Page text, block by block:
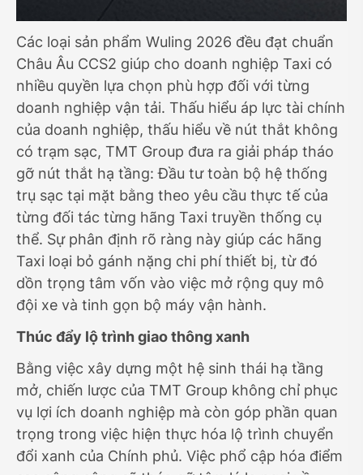
Các loại sản phẩm Wuling 2026 đều đạt chuẩn
Châu Âu CCS2 giúp cho doanh nghiệp Taxi có
nhiều quyền lựa chọn phù hợp đối với từng
doanh nghiệp vận tải. Thấu hiểu áp lực tài chính
của doanh nghiệp, thấu hiểu về nút thắt không
có trạm sạc, TMT Group đưa ra giải pháp tháo
gỡ nút thắt hạ tầng: Đầu tư toàn bộ hệ thống
trụ sạc tại mặt bằng theo yêu cầu thực tế của
từng đối tác từng hãng Taxi truyền thống cụ
thể. Sự phân định rõ ràng này giúp các hãng
Taxi loại bỏ gánh nặng chi phí thiết bị, từ đó
dồn trọng tâm vốn vào việc mở rộng quy mô
đội xe và tinh gọn bộ máy vận hành.
Thúc đẩy lộ trình giao thông xanh
Bằng việc xây dựng một hệ sinh thái hạ tầng
mở, chiến lược của TMT Group không chỉ phục
vụ lợi ích doanh nghiệp mà còn góp phần quan
trọng trong việc hiện thực hóa lộ trình chuyển
đổi xanh của Chính phủ. Việc phổ cập hóa điểm